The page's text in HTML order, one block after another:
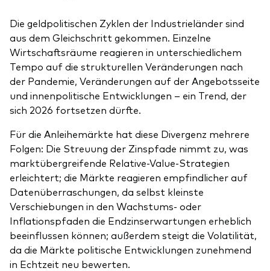
Die geldpolitischen Zyklen der Industrieländer sind
aus dem Gleichschritt gekommen. Einzelne
Wirtschaftsräume reagieren in unterschiedlichem
Tempo auf die strukturellen Veränderungen nach
der Pandemie, Veränderungen auf der Angebotsseite
und innenpolitische Entwicklungen – ein Trend, der
sich 2026 fortsetzen dürfte.
Für die Anleihemärkte hat diese Divergenz mehrere
Folgen: Die Streuung der Zinspfade nimmt zu, was
marktübergreifende Relative-Value-Strategien
erleichtert; die Märkte reagieren empfindlicher auf
Datenüberraschungen, da selbst kleinste
Verschiebungen in den Wachstums- oder
Inflationspfaden die Endzinserwartungen erheblich
beeinflussen können; außerdem steigt die Volatilität,
da die Märkte politische Entwicklungen zunehmend
in Echtzeit neu bewerten.